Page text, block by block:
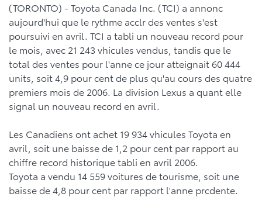
(TORONTO) - Toyota Canada Inc. (TCI) a annonc
aujourd'hui que le rythme acclr des ventes s'est
poursuivi en avril. TCI a tabli un nouveau record pour
le mois, avec 21 243 vhicules vendus, tandis que le
total des ventes pour l'anne ce jour atteignait 60 444
units, soit 4,9 pour cent de plus qu'au cours des quatre
premiers mois de 2006. La division Lexus a quant elle
signal un nouveau record en avril.
Les Canadiens ont achet 19 934 vhicules Toyota en
avril, soit une baisse de 1,2 pour cent par rapport au
chiffre record historique tabli en avril 2006.
Toyota a vendu 14 559 voitures de tourisme, soit une
baisse de 4,8 pour cent par rapport l'anne prcdente.